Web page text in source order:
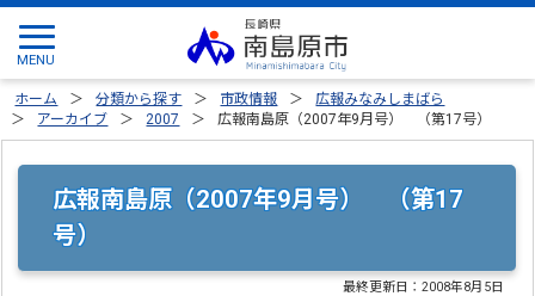
ホーム 分類から探す 市政情報
広報みなみしまばら
アーカイブ
2007 広報南島原（2007年9月号） （第17号）
広報南島原（2007年9月号） （第17
号）
最終更新日：2008年8月5日